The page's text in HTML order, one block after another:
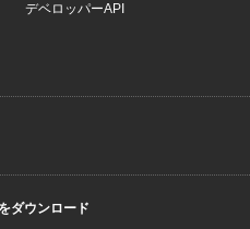
デベロッパーAPI
ダウンロード